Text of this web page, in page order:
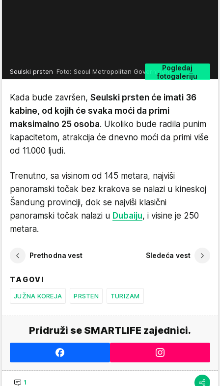
Pogledaj
fotogaleriju
Seulski prsten Foto: Seoul Metropolitan Government
Kada bude završen, Seulski prsten će imati 36
kabine, od kojih će svaka moći da primi
maksimalno 25 osoba. Ukoliko bude radila punim
kapacitetom, atrakcija će dnevno moći da primi više
od 11.000 ljudi.
Trenutno, sa visinom od 145 metara, najviši
panoramski točak bez krakova se nalazi u kineskoj
Šandung provinciji, dok se najviši klasični
panoramski točak nalazi u Dubaiju, i visine je 250
metara.
Prethodna vest Sledeća vest
TAGOVI
JUŽNA KOREJA PRSTEN TURIZAM
Pridruži se SMARTLIFE zajednici.
1